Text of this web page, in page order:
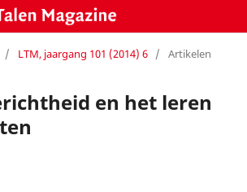
/ LTM, jaargang 101 (2014) 6 / Artikelen
en het leren